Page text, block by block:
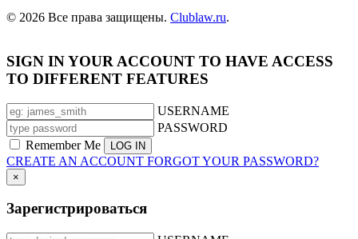
© 2026 Все права защищены. Clublaw.ru.
SIGN IN YOUR ACCOUNT TO HAVE ACCESS
TO DIFFERENT FEATURES
USERNAME
PASSWORD
Remember Me
CREATE AN ACCOUNT FORGOT YOUR PASSWORD?
×
Зарегистрироваться